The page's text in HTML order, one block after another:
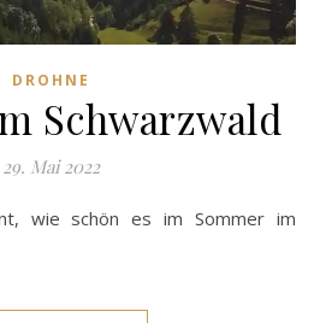
DROHNE
Schwarzwald
29. Mai 2022